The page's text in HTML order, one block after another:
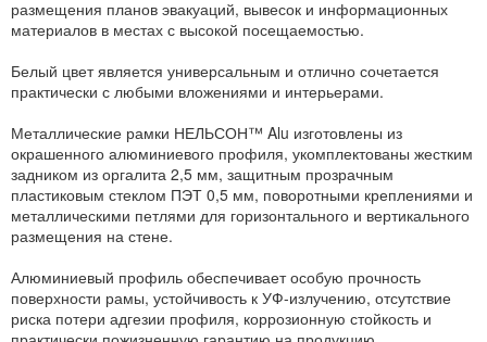
размещения планов эвакуаций, вывесок и информационных
материалов в местах с высокой посещаемостью.
Белый цвет является универсальным и отлично сочетается
практически с любыми вложениями и интерьерами.
Металлические рамки НЕЛЬСОН™ Alu изготовлены из
окрашенного алюминиевого профиля, укомплектованы жестким
задником из оргалита 2,5 мм, защитным прозрачным
пластиковым стеклом ПЭТ 0,5 мм, поворотными креплениями и
металлическими петлями для горизонтального и вертикального
размещения на стене.
Алюминиевый профиль обеспечивает особую прочность
поверхности рамы, устойчивость к УФ-излучению, отсутствие
риска потери адгезии профиля, коррозионную стойкость и